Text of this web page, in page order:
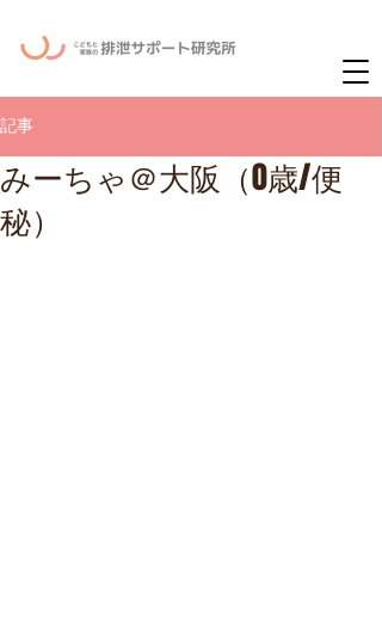
記事
みーちゃ＠大阪（0歳/便
秘）